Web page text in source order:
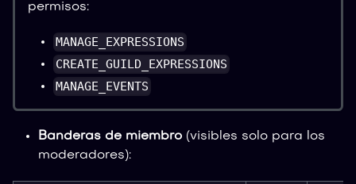
permisos:
MANAGE_EXPRESSIONS
CREATE_GUILD_EXPRESSIONS
MANAGE_EVENTS
Banderas de miembro (visibles solo para los
moderadores):